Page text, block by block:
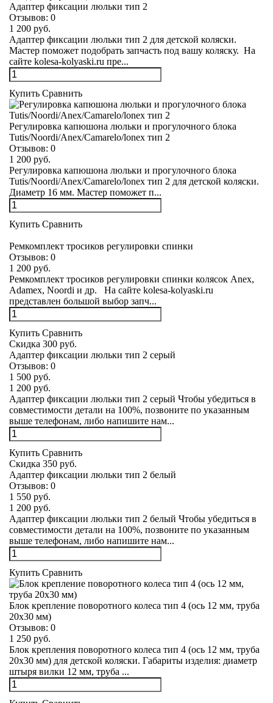
Адаптер фиксации люльки тип 2
Отзывов: 0
1 200 руб.
Адаптер фиксации люльки тип 2 для детской коляски.
Мастер поможет подобрать запчасть под вашу коляску. На
сайте kolesa-kolyaski.ru пре...
Купить Сравнить
Регулировка капюшона люльки и прогулочного блока
Tutis/Noordi/Anex/Camarelo/lonex тип 2
Отзывов: 0
1 200 руб.
Регулировка капюшона люльки и прогулочного блока
Tutis/Noordi/Anex/Camarelo/lonex тип 2 для детской коляски.
Диаметр 16 мм. Мастер поможет п...
Купить Сравнить
Ремкомплект тросиков регулировки спинки
Отзывов: 0
1 200 руб.
Ремкомплект тросиков регулировки спинки колясок Anex,
Adamex, Noordi и др. На сайте kolesa-kolyaski.ru
представлен большой выбор запч...
Купить Сравнить
Скидка 300 руб.
Адаптер фиксации люльки тип 2 серый
Отзывов: 0
1 500 руб.
1 200 руб.
Адаптер фиксации люльки тип 2 серый Чтобы убедиться в
совместимости детали на 100%, позвоните по указанным
выше телефонам, либо напишите нам...
Купить Сравнить
Скидка 350 руб.
Адаптер фиксации люльки тип 2 белый
Отзывов: 0
1 550 руб.
1 200 руб.
Адаптер фиксации люльки тип 2 белый Чтобы убедиться в
совместимости детали на 100%, позвоните по указанным
выше телефонам, либо напишите нам...
Купить Сравнить
Блок крепление поворотного колеса тип 4 (ось 12 мм, труба
20х30 мм)
Отзывов: 0
1 250 руб.
Блок крепления поворотного колеса тип 4 (ось 12 мм, труба
20х30 мм) для детской коляски. Габариты изделия: диаметр
штыря вилки 12 мм, труба ...